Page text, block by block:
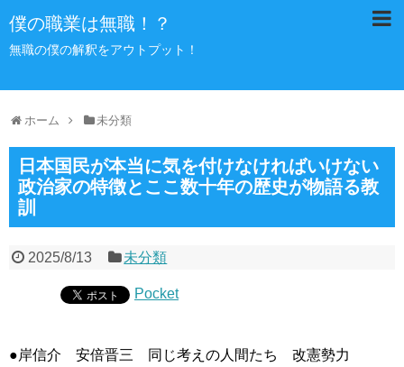
僕の職業は無職！？
無職の僕の解釈をアウトプット！
ホーム 未分類
日本国民が本当に気を付けなければいけない
政治家の特徴とここ数十年の歴史が物語る教
訓
2025/8/13 未分類
Pocket
●岸信介 安倍晋三 同じ考えの人間たち 改憲勢力